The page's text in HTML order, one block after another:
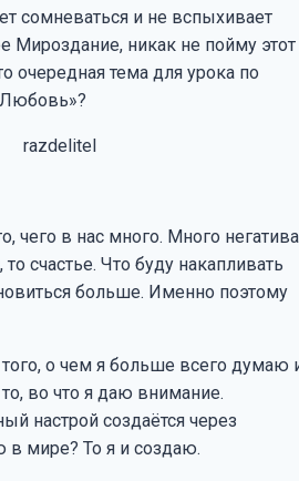
сомневаться и не вспыхивает
никак не пойму этот
очередная тема для урока по
чего в нас много. Много
счастье. Что буду накапливать
больше. Именно поэтому
о чем я больше всего думаю
во что я даю внимание.
настрой создаётся через
в мире? То я и создаю.